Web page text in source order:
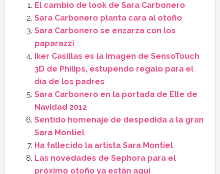
El cambio de look de Sara Carbonero
Sara Carbonero planta cara al otoño
Sara Carbonero se enzarza con los
paparazzi
Iker Casillas es la imagen de SensoTouch
3D de Philips, estupendo regalo para el
día de los padres
Sara Carbonero en la portada de Elle de
Navidad 2012
Sentido homenaje de despedida a la gran
Sara Montiel
Ha fallecido la artista Sara Montiel
Las novedades de Sephora para el
próximo otoño ya están aquí